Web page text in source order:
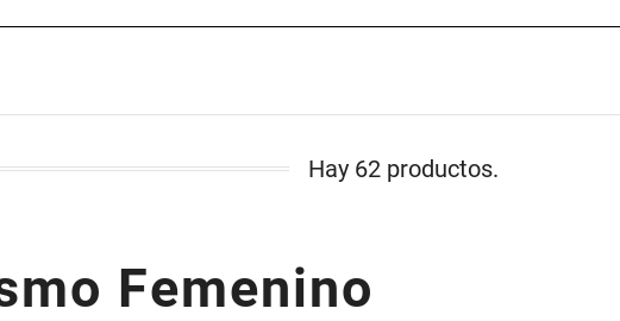
Hay 62 productos.
Femenino